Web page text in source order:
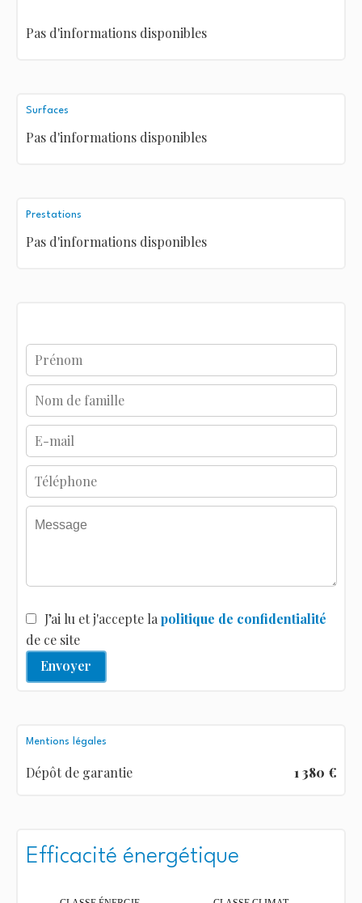
Pas d'informations disponibles
Surfaces
Pas d'informations disponibles
Prestations
Pas d'informations disponibles
J’ai lu et j'accepte la politique de confidentialité
de ce site
Envoyer
Mentions légales
Dépôt de garantie 1 380 €
Efficacité énergétique